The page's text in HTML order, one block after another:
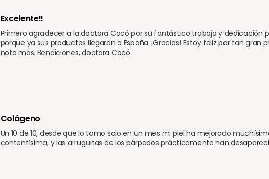
Excelente!!
Primero agradecer a la doctora Cocó por su fantástico trabajo y dedicación
porque ya sus productos llegaron a España. ¡Gracias! Estoy feliz por tan
noto más. Bendiciones, doctora Cocó.
Colágeno
Un 10 de 10, desde que lo tomo solo en un mes mi piel ha mejorado
contentísima, y las arruguitas de los párpados prácticamente han